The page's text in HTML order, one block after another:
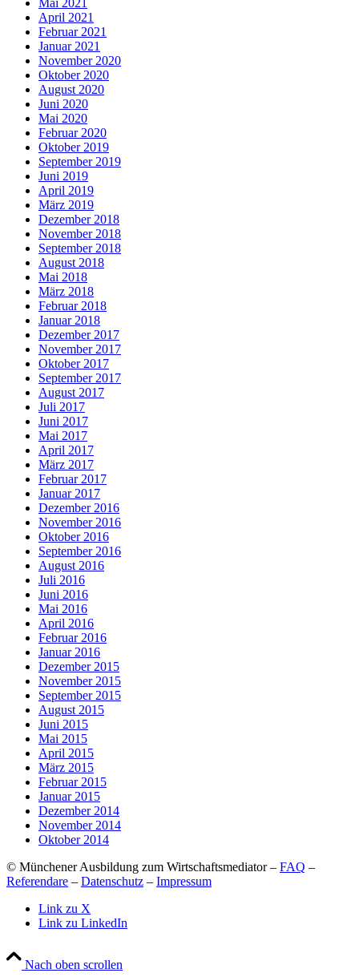
Mai 2021
April 2021
Februar 2021
Januar 2021
November 2020
Oktober 2020
August 2020
Juni 2020
Mai 2020
Februar 2020
Oktober 2019
September 2019
Juni 2019
April 2019
März 2019
Dezember 2018
November 2018
September 2018
August 2018
Mai 2018
März 2018
Februar 2018
Januar 2018
Dezember 2017
November 2017
Oktober 2017
September 2017
August 2017
Juli 2017
Juni 2017
Mai 2017
April 2017
März 2017
Februar 2017
Januar 2017
Dezember 2016
November 2016
Oktober 2016
September 2016
August 2016
Juli 2016
Juni 2016
Mai 2016
April 2016
Februar 2016
Januar 2016
Dezember 2015
November 2015
September 2015
August 2015
Juni 2015
Mai 2015
April 2015
März 2015
Februar 2015
Januar 2015
Dezember 2014
November 2014
Oktober 2014
© Münchener Ausbildung zum Wirtschaftsmediator – FAQ –
Referendare – Datenschutz – Impressum
Link zu X
Link zu LinkedIn
Nach oben scrollen